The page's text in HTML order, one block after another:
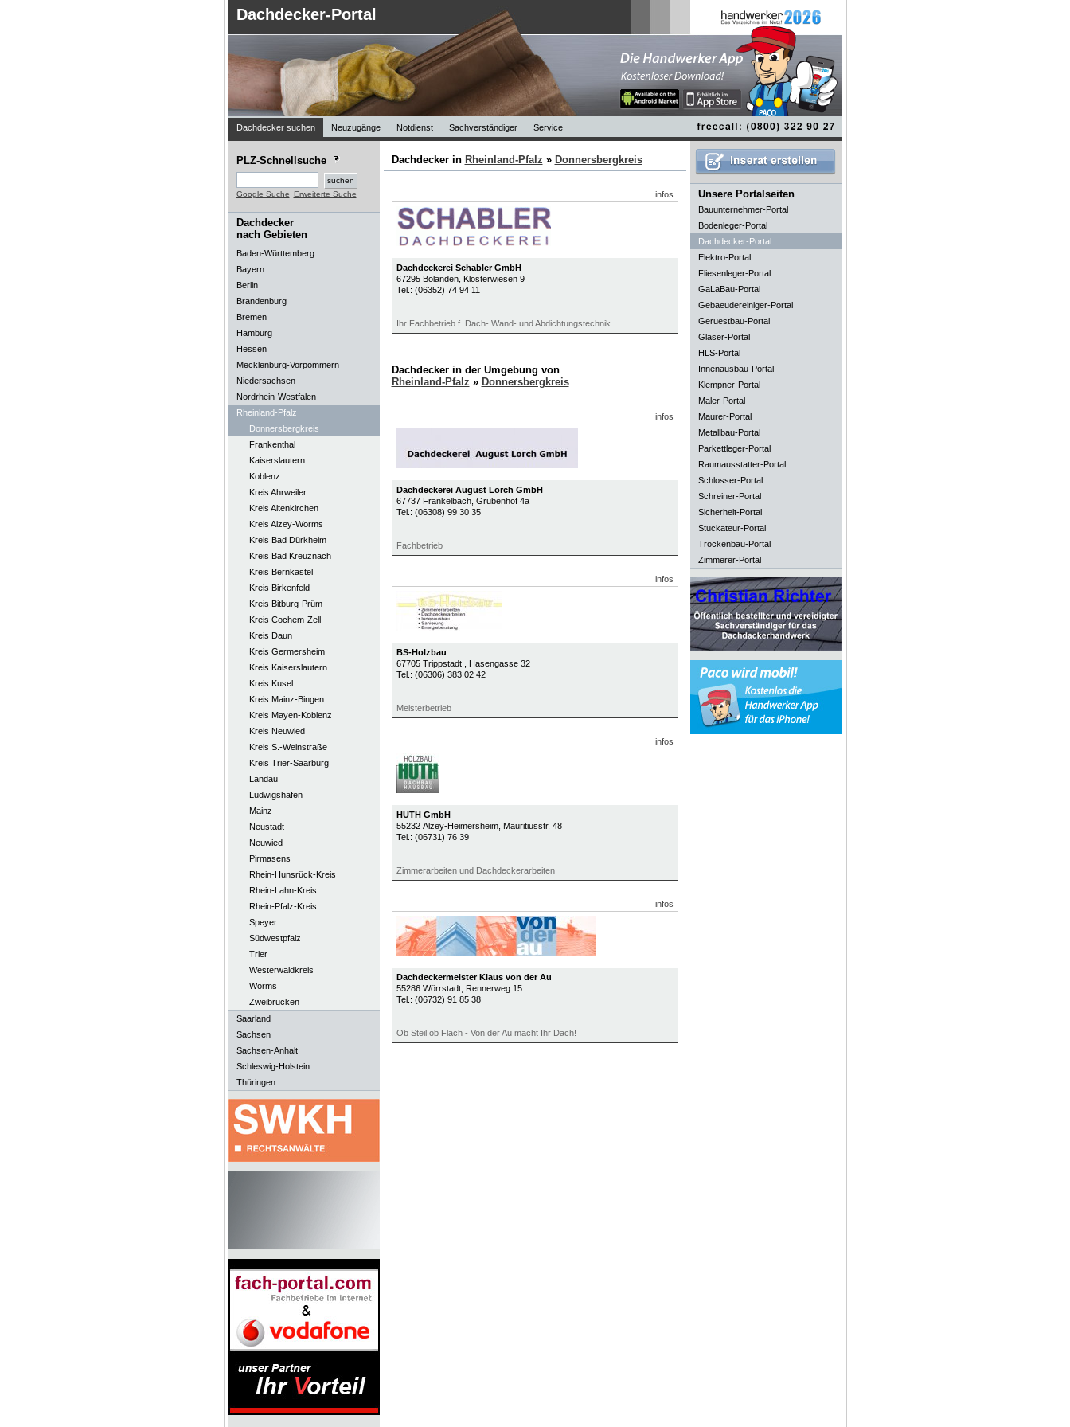
Dachdecker-Portal
Dachdecker suchen Neuzugänge Notdienst Sachverständiger Service
PLZ-Schnellsuche
Google Suche Erweiterte Suche
Dachdecker
nach Gebieten
Baden-Württemberg
Bayern
Berlin
Brandenburg
Bremen
Hamburg
Hessen
Mecklenburg-Vorpommern
Niedersachsen
Nordrhein-Westfalen
Rheinland-Pfalz
Donnersbergkreis
Frankenthal
Kaiserslautern
Koblenz
Kreis Ahrweiler
Kreis Altenkirchen
Kreis Alzey-Worms
Kreis Bad Dürkheim
Kreis Bad Kreuznach
Kreis Bernkastel
Kreis Birkenfeld
Kreis Bitburg-Prüm
Kreis Cochem-Zell
Kreis Daun
Kreis Germersheim
Kreis Kaiserslautern
Kreis Kusel
Kreis Mainz-Bingen
Kreis Mayen-Koblenz
Kreis Neuwied
Kreis S.-Weinstraße
Kreis Trier-Saarburg
Landau
Ludwigshafen
Mainz
Neustadt
Neuwied
Pirmasens
Rhein-Hunsrück-Kreis
Rhein-Lahn-Kreis
Rhein-Pfalz-Kreis
Speyer
Südwestpfalz
Trier
Westerwaldkreis
Worms
Zweibrücken
Saarland
Sachsen
Sachsen-Anhalt
Schleswig-Holstein
Thüringen
Dachdecker in Rheinland-Pfalz » Donnersbergkreis
infos
Dachdeckerei Schabler GmbH
67295 Bolanden, Klosterwiesen 9
Tel.: (06352) 74 94 11
Ihr Fachbetrieb f. Dach- Wand- und Abdichtungstechnik
Dachdecker in der Umgebung von
Rheinland-Pfalz » Donnersbergkreis
infos
Dachdeckerei August Lorch GmbH
67737 Frankelbach, Grubenhof 4a
Tel.: (06308) 99 30 35
Fachbetrieb
infos
BS-Holzbau
67705 Trippstadt
, Hasengasse 32
Tel.: (06306) 383 02 42
Meisterbetrieb
infos
HUTH GmbH
55232 Alzey-Heimersheim, Mauritiusstr. 48
Tel.: (06731) 76 39
Zimmerarbeiten und Dachdeckerarbeiten
infos
Dachdeckermeister Klaus von der Au
55286 Wörrstadt, Rennerweg 15
Tel.: (06732) 91 85 38
Ob Steil ob Flach - Von der Au macht Ihr Dach!
Unsere Portalseiten
Bauunternehmer-Portal
Bodenleger-Portal
Dachdecker-Portal
Elektro-Portal
Fliesenleger-Portal
GaLaBau-Portal
Gebaeudereiniger-Portal
Geruestbau-Portal
Glaser-Portal
HLS-Portal
Innenausbau-Portal
Klempner-Portal
Maler-Portal
Maurer-Portal
Metallbau-Portal
Parkettleger-Portal
Raumausstatter-Portal
Schlosser-Portal
Schreiner-Portal
Sicherheit-Portal
Stuckateur-Portal
Trockenbau-Portal
Zimmerer-Portal